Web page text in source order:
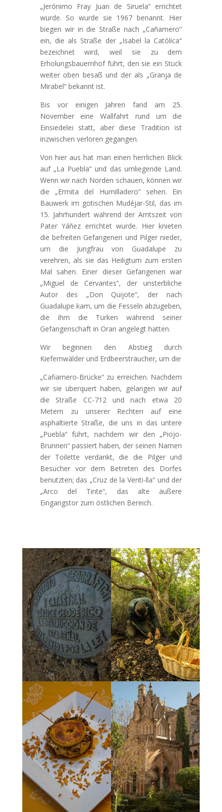
„Jerónimo Fray Juan de Siruela“ errichtet
wurde. So wurde sie 1967 benannt. Hier
biegen wir in die Straße nach „Cañamero“
ein, die als Straße der „Isabel la Católica“
bezeichnet wird, weil sie zu dem
Erholungsbauernhof führt, den sie ein Stück
weiter oben besaß und der als „Granja de
Mirabel“ bekannt ist.
Bis vor einigen Jahren fand am 25.
November eine Wallfahrt rund um die
Einsiedelei statt, aber diese Tradition ist
inzwischen verloren gegangen.
Von hier aus hat man einen herrlichen Blick
auf „La Puebla“ und das umliegende Land.
Wenn wir nach Norden schauen, können wir
die „Ermita del Humilladero“ sehen. Ein
Bauwerk im gotischen Mudéjar-Stil, das im
15. Jahrhundert während der Amtszeit von
Pater Yáñez errichtet wurde. Hier knieten
die befreiten Gefangenen und Pilger nieder,
um die Jungfrau von Guadalupe zu
verehren, als sie das Heiligtum zum ersten
Mal sahen. Einer dieser Gefangenen war
„Miguel de Cervantes“, der unsterbliche
Autor des „Don Quijote“, der nach
Guadalupe kam, um die Fesseln abzugeben,
die ihm die Türken während seiner
Gefangenschaft in Oran angelegt hatten.
Wir beginnen den Abstieg durch
Kiefernwälder und Erdbeersträucher, um die
„Cafiamero-Brücke“ zu erreichen. Nachdem
wir sie überquert haben, gelangen wir auf
die Straße CC-712 und nach etwa 20
Metern zu unserer Rechten auf eine
asphaltierte Straße, die uns in das untere
„Puebla“ führt, nachdem wir den „Piojo-
Brunnen“ passiert haben, der seinen Namen
der Toilette verdankt, die die Pilger und
Besucher vor dem Betreten des Dorfes
benutzten; das „Cruz de la Venti-lla“ und der
„Arco del Tinte“, das alte äußere
Eingangstor zum östlichen Bereich.